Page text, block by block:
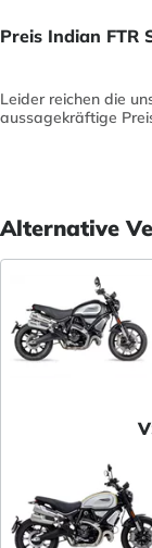
Preis Indian FTR
Leider reichen die
aussagekräftige
Alternative